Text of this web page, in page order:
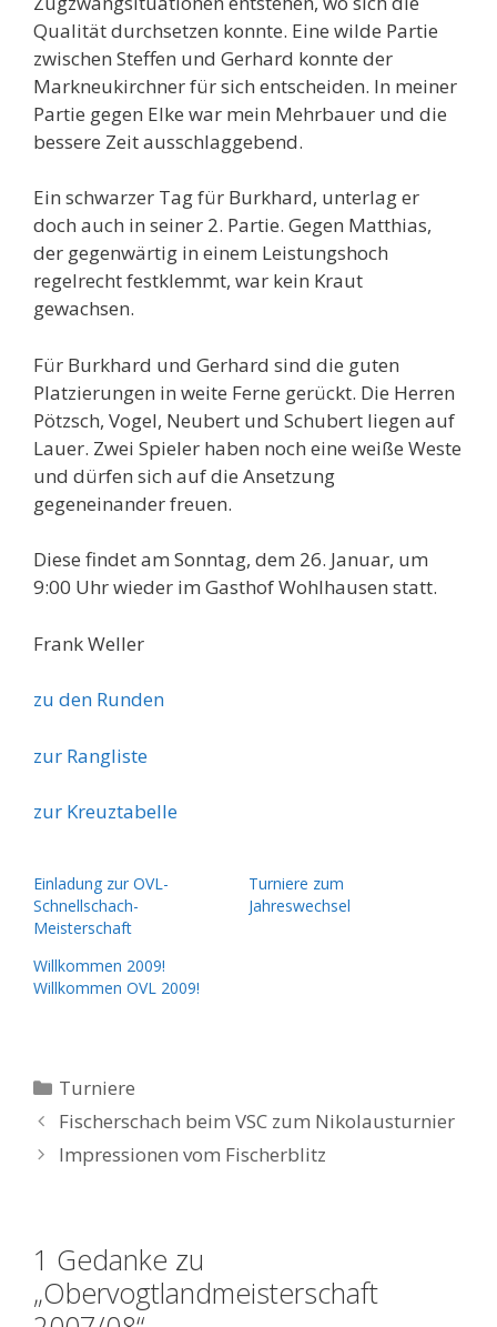
Qualität durchsetzen konnte. Eine wilde Partie
zwischen Steffen und Gerhard konnte der
Markneukirchner für sich entscheiden. In meiner
Partie gegen Elke war mein Mehrbauer und die
bessere Zeit ausschlaggebend.
Ein schwarzer Tag für Burkhard, unterlag er
doch auch in seiner 2. Partie. Gegen Matthias,
der gegenwärtig in einem Leistungshoch
regelrecht festklemmt, war kein Kraut
gewachsen.
Für Burkhard und Gerhard sind die guten
Platzierungen in weite Ferne gerückt. Die Herren
Pötzsch, Vogel, Neubert und Schubert liegen auf
Lauer. Zwei Spieler haben noch eine weiße Weste
und dürfen sich auf die Ansetzung
gegeneinander freuen.
Diese findet am Sonntag, dem 26. Januar, um
9:00 Uhr wieder im Gasthof Wohlhausen statt.
Frank Weller
zu den Runden
zur Rangliste
zur Kreuztabelle
Einladung zur OVL-
Schnellschach-
Meisterschaft
Turniere zum
Jahreswechsel
Willkommen 2009!
Willkommen OVL 2009!
Kategorien
Turniere
Fischerschach beim VSC zum Nikolausturnier
Impressionen vom Fischerblitz
1 Gedanke zu
„Obervogtlandmeisterschaft